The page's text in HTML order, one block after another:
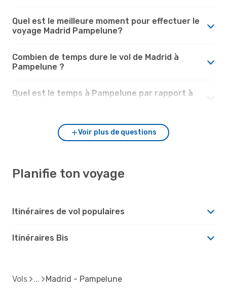
Quel est le meilleure moment pour effectuer le
voyage Madrid Pampelune?
Combien de temps dure le vol de Madrid à
Pampelune ?
Quel est le temps à Pampelune par rapport à
Voir plus de questions
Planifie ton voyage
Itinéraires de vol populaires
Itinéraires Bis
Vols Madrid - Pampelune